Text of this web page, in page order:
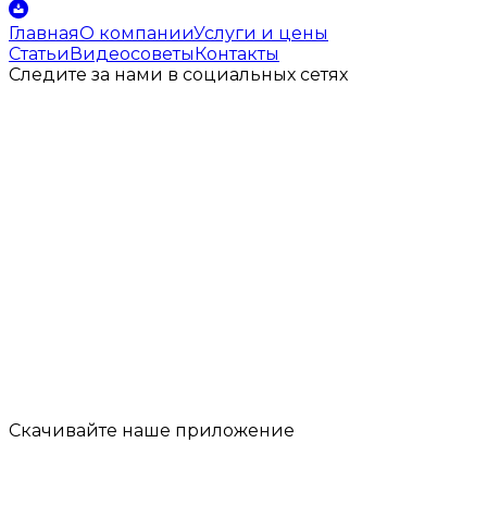
ГлавнаяО компанииУслуги и цены
СтатьиВидеосоветыКонтакты
Следите за нами в социальных сетях
Скачивайте наше приложение